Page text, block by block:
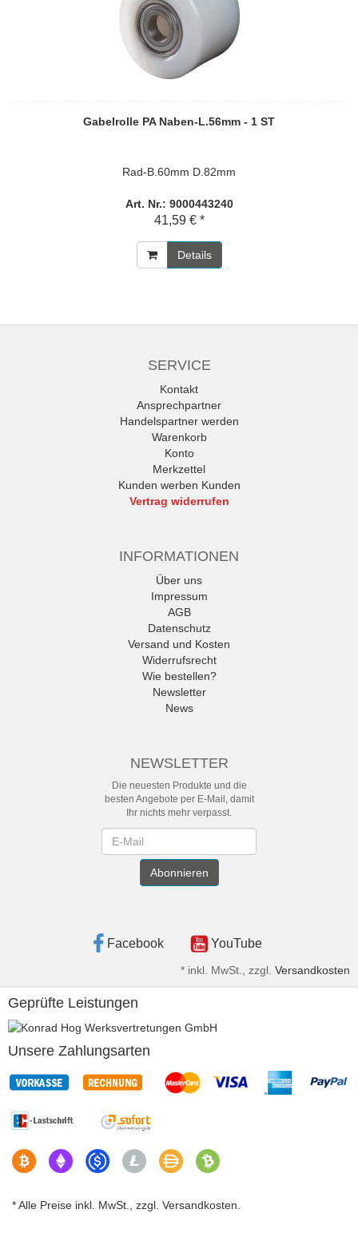
Gabelrolle PA Naben-L.56mm - 1 ST
Rad-B.60mm D.82mm
Art. Nr.: 9000443240
41,59 € *
Details
SERVICE
Kontakt
Ansprechpartner
Handelspartner werden
Warenkorb
Konto
Merkzettel
Kunden werben Kunden
Vertrag widerrufen
INFORMATIONEN
Über uns
Impressum
AGB
Datenschutz
Versand und Kosten
Widerrufsrecht
Wie bestellen?
Newsletter
News
NEWSLETTER
Die neuesten Produkte und die
besten Angebote per E-Mail, damit
Ihr nichts mehr verpasst.
Abonnieren
Facebook YouTube
* inkl. MwSt., zzgl. Versandkosten
Geprüfte Leistungen
Unsere Zahlungsarten
* Alle Preise inkl. MwSt., zzgl. Versandkosten.